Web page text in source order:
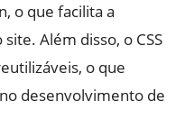
o que facilita a
Além disso, o CSS
o que
desenvolvimento de